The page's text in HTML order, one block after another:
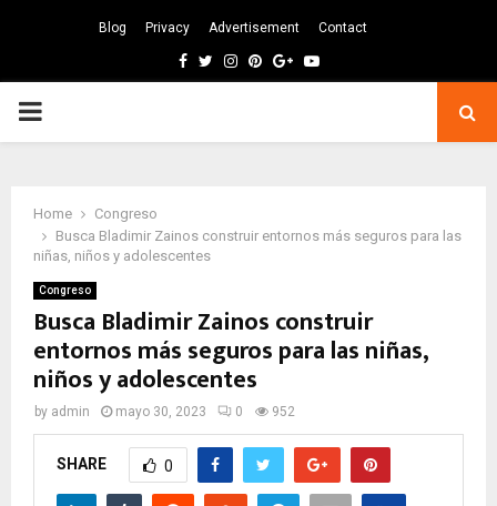
Blog Privacy Advertisement Contact
Facebook
TwitterInstagram
Pinterest
GoogleYoutube
PRIMARY
Home
Congreso
Busca Bladimir Zainos construir entornos más seguros para las
niñas, niños y adolescentes
Congreso
Busca Bladimir Zainos construir
entornos más seguros para las niñas,
niños y adolescentes
by admin mayo 30, 2023 0 952
SHARE 0